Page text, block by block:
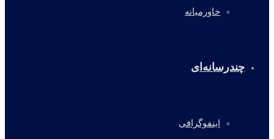
خاورمیانه
چندرسانه‌ای
اینفوگرافی